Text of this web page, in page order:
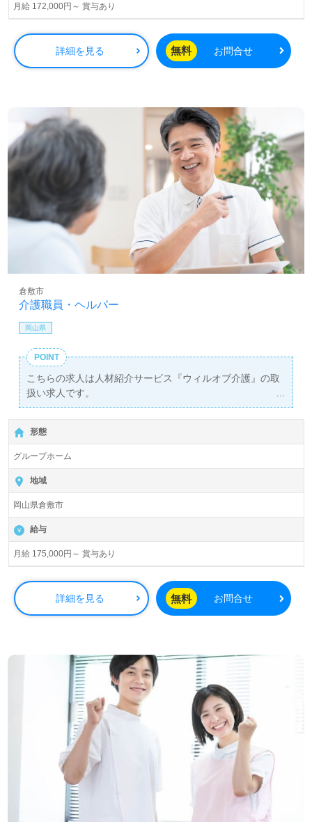
月給 172,000円～ 賞与あり
詳細を見る 無料 お問合せ
介護職員・ヘルパー
倉敷市
岡山県
POINT
こちらの求人は人材紹介サービス『ウィルオブ介護』の取
扱い求人です。
詳細に関してお気軽にご相談ください♪
【無料】で皆さんの転職活動をサポートいたします。
形態
グループホーム
地域
岡山県倉敷市
給与
月給 175,000円～ 賞与あり
詳細を見る 無料 お問合せ